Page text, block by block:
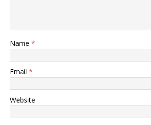
Name *
Email *
Website